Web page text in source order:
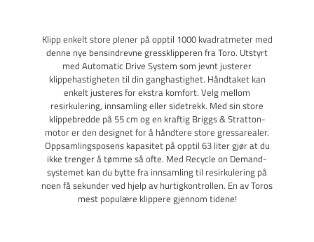
Klipp enkelt store plener på opptil 1000 kvadratmeter med
denne nye bensindrevne gressklipperen fra Toro. Utstyrt
med Automatic Drive System som jevnt justerer
klippehastigheten til din ganghastighet. Håndtaket kan
enkelt justeres for ekstra komfort. Velg mellom
resirkulering, innsamling eller sidetrekk. Med sin store
klippebredde på 55 cm og en kraftig Briggs & Stratton-
motor er den designet for å håndtere store gressarealer.
Oppsamlingsposens kapasitet på opptil 63 liter gjør at du
ikke trenger å tømme så ofte. Med Recycle on Demand-
systemet kan du bytte fra innsamling til resirkulering på
noen få sekunder ved hjelp av hurtigkontrollen. En av Toros
mest populære klippere gjennom tidene!